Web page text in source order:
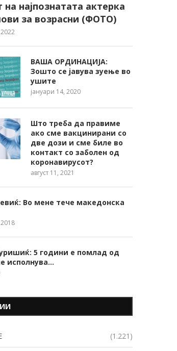
најпознатата актерка
за возрасни (ФОТО)
ВАША ОРДИНАЦИЈА:
Зошто се јавува зуење во
ушите
јануари 14, 2020
Што треба да правиме
ако сме вакцинирани со
две дози и сме биле во
контакт со заболен од
коронавирусот?
август 11, 2021
Во мене тече македонска
5 години е помлад од
исполнува…
(1.221)